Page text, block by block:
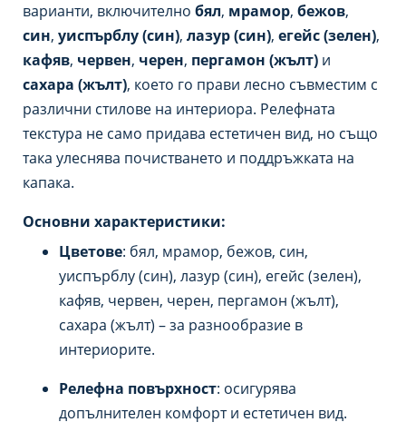
варианти, включително бял, мрамор, бежов,
син, уиспърблу (син), лазур (син), егейс (зелен),
кафяв, червен, черен, пергамон (жълт) и
сахара (жълт), което го прави лесно съвместим с
различни стилове на интериора. Релефната
текстура не само придава естетичен вид, но също
така улеснява почистването и поддръжката на
капака.
Основни характеристики:
Цветове: бял, мрамор, бежов, син,
уиспърблу (син), лазур (син), егейс (зелен),
кафяв, червен, черен, пергамон (жълт),
сахара (жълт) – за разнообразие в
интериорите.
Релефна повърхност: осигурява
допълнителен комфорт и естетичен вид.